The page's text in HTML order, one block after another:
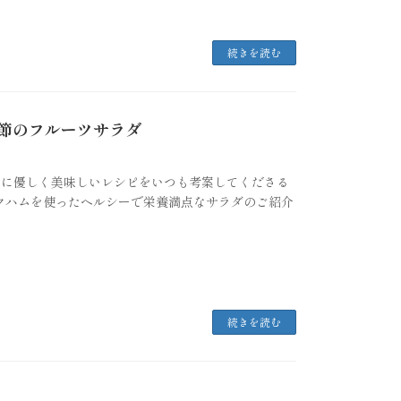
続きを読む
のフルーツサラダ
しく美味しいレシピをいつも考案してくださる
ムを使ったヘルシーで栄養満点なサラダのご紹介
続きを読む